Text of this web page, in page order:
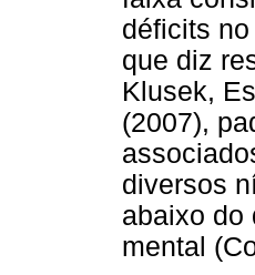
déficits
que diz
Klusek,
(2007),
diversos
abaixo do
mental